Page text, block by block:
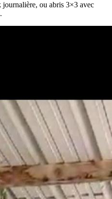
ou abris 3×3 avec